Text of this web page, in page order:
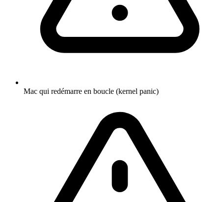
Mac qui redémarre en boucle (kernel panic)